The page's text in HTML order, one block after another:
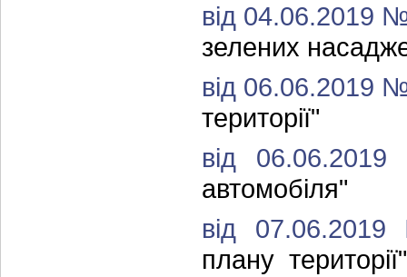
від 04.06.2019
зелених
від 06.06.2019
території"
від
автомобіля"
від
плану території"